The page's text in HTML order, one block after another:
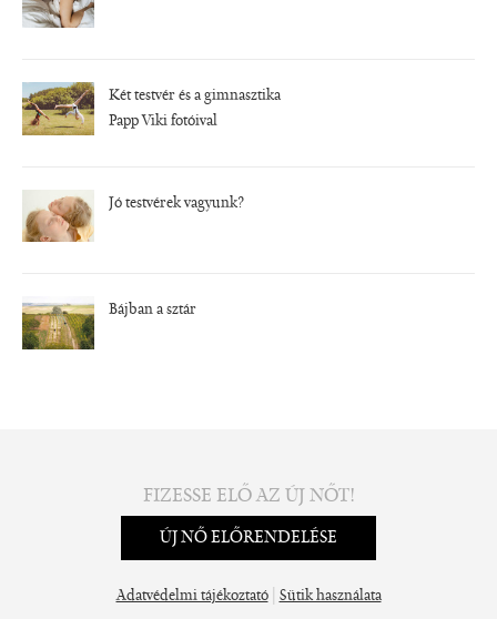
Két testvér és a gimnasztika
Papp Viki fotóival
Jó testvérek vagyunk?
Bájban a sztár
FIZESSE ELŐ AZ ÚJ NŐT!
ÚJ NŐ ELŐRENDELÉSE
Adatvédelmi tájékoztató| Sütik használata